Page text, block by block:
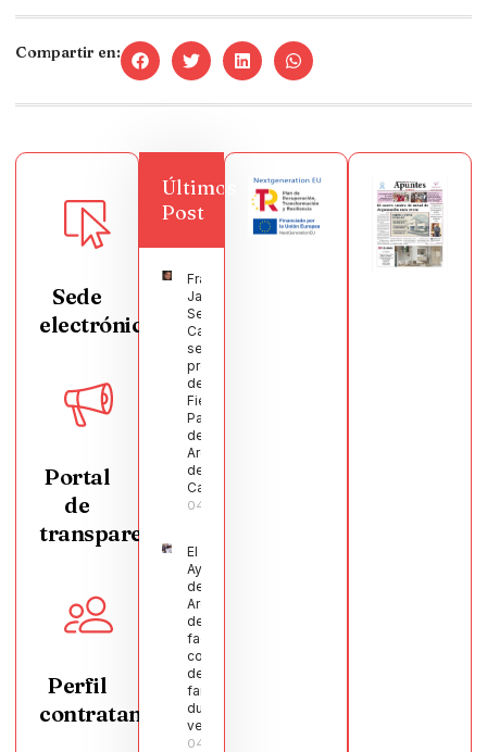
Compartir en:
Sede
electrónica
Portal
de
transparencia
Perfil
contratante
Últimos
Post
Francisco
Javier
Segura
Castellanos
será el
pregonero
de las
Fiestas
Patronales
de
Argamasilla
de
Calatrava
04/08/2026
El
Ayuntamiento
de
Argamasilla
de Calatrava
facilita la
conciliación
de 200
familias
durante el
verano
04/08/2026